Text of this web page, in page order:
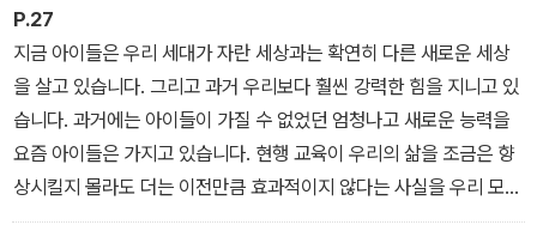
바꾸기 위한 프로젝트를 완수할 수 있도록 새로 습득한 역량을 강화
시키고 그 힘을 자유롭게 발휘할 수 있게 돕는 교육이다.
P.27
지금 아이들은 우리 세대가 자란 세상과는 확연히 다른 새로운 세상
을 살고 있습니다. 그리고 과거 우리보다 훨씬 강력한 힘을 지니고 있
습니다. 과거에는 아이들이 가질 수 없었던 엄청나고 새로운 능력을
요즘 아이들은 가지고 있습니다. 현행 교육이 우리의 삶을 조금은 향
상시킬지 몰라도 더는 이전만큼 효과적이지 않다는 사실을 우리 모두
알고 있습니다. 상황이 이런데도 더 좋은 교육 방법을 찾기 위한 실험